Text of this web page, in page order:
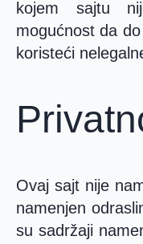
kojem sajtu
mogućnost da
koristeći
Ovaj sajt nije
namenjen
su sadržaji